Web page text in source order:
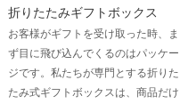
折りたたみギフトボックス
お客様がギフトを受け取った時、ま
ず目に飛び込んでくるのはパッケー
ジです。私たちが専門とする折りた
たみ式ギフトボックスは、商品だけ